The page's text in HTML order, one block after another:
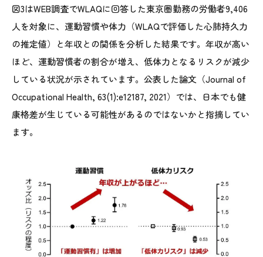
図3はWEB調査でWLAQに回答した東京圏勤務の労働者9,406
人を対象に、運動習慣や体力（WLAQで評価した心肺持久力
の推定値）と年収との関係を分析した結果です。年収が高い
ほど、運動習慣者の割合が増え、低体力となるリスクが減少
している状況が示されています。公表した論文（Journal of
Occupational Health, 63(1):e12187, 2021）では、日本でも健
康格差が生じている可能性があるのではないかと指摘してい
ます。